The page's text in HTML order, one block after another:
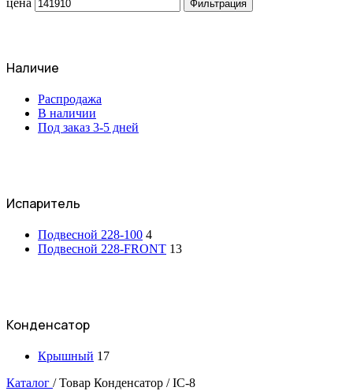
Фильтрация
Наличие
Распродажа
В наличии
Под заказ 3-5 дней
Испаритель
Подвесной 228-100 4
Подвесной 228-FRONT 13
Конденсатор
Крышный 17
Каталог / Товар Конденсатор / IC-8